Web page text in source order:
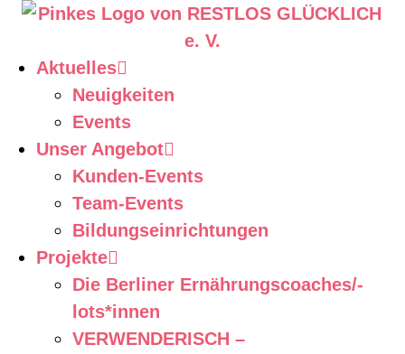
Aktuelles
Neuigkeiten
Events
Unser Angebot
Kunden-Events
Team-Events
Bildungseinrichtungen
Projekte
Die Berliner Ernährungscoaches/-
lots*innen
VERWENDERISCH –